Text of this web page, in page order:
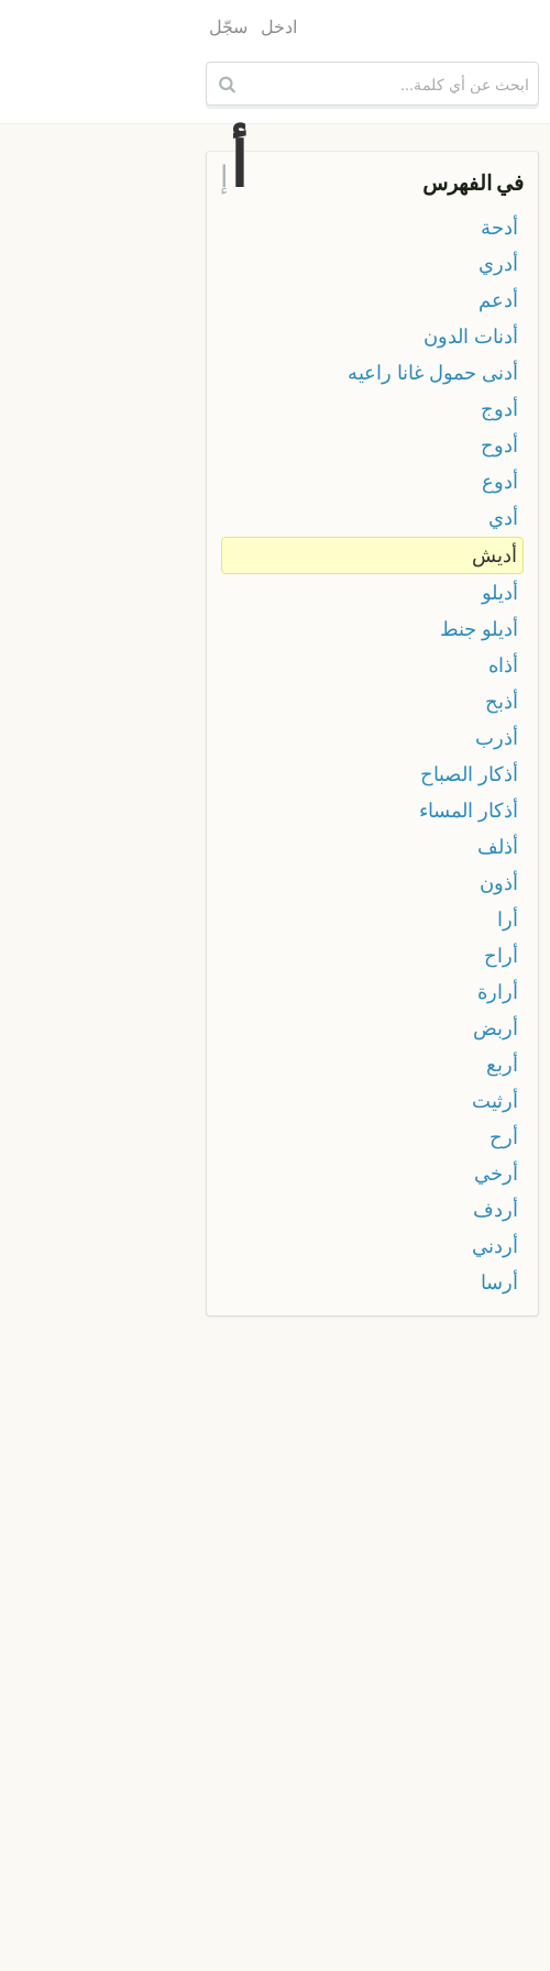
ادخل سجّل
في الفهرس إ
أدحة
أدري
أدعم
أدنات الدون
أدنى حمول غانا راعيه
أدوج
أدوح
أدوع
أدي
أديش
أديلو
أديلو جنط
أذاه
أذبح
أذرب
أذكار الصباح
أذكار المساء
أذلف
أذون
أرا
أراح
أرارة
أربض
أربع
أرثيت
أرح
أرخي
أردف
أردني
أرسا